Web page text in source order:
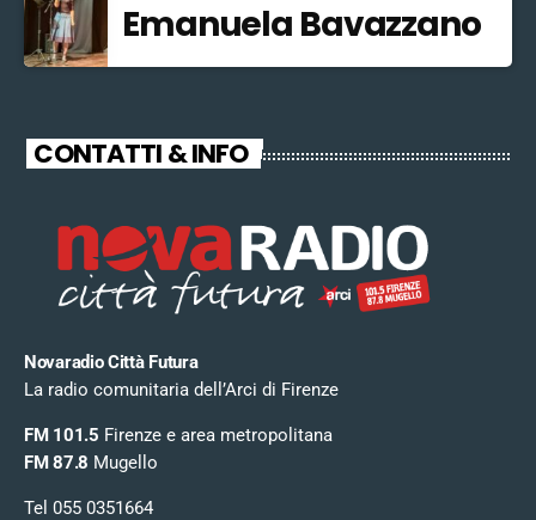
Emanuela Bavazzano
CONTATTI & INFO
Novaradio Città Futura
La radio comunitaria dell’Arci di Firenze
FM 101.5 Firenze e area metropolitana
FM 87.8 Mugello
Tel 055 0351664